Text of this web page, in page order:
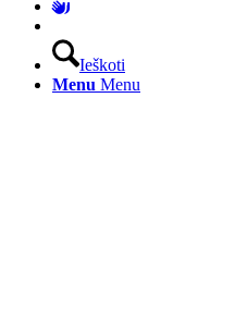
Ieškoti
Menu Menu